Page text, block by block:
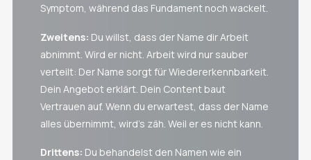
Symptom, während das Fundament noch wackelt.
Zweitens: Du willst, dass der Name dir Arbeit
abnimmt. Wird er nicht. Arbeit wird nur sauber
verteilt: Der Name sorgt für Wiedererkennbarkeit.
Dein Angebot erklärt. Dein Content baut
Vertrauen auf. Wenn du erwartest, dass der Name
alles übernimmt, wird’s zäh. Weil er es nicht kann.
Drittens: Du behandelst den Namen wie ein